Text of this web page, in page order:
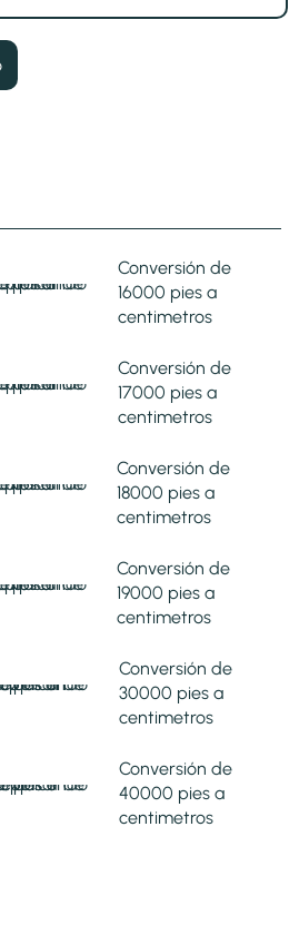
Conversión de
16000 pies a
centimetros
Conversión de
17000 pies a
centimetros
Conversión de
18000 pies a
centimetros
Conversión de
19000 pies a
centimetros
Conversión de
30000 pies a
centimetros
Conversión de
40000 pies a
centimetros